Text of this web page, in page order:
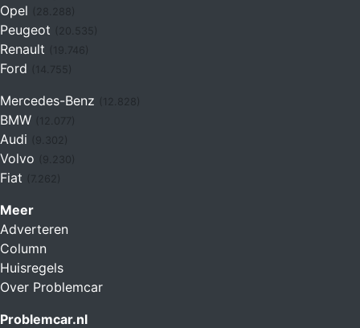
Opel
Peugeot
Renault (19.746)
Ford (14.755)
Mercedes-Benz
BMW
Audi
Volvo
Fiat (7.262)
Meer
Adverteren
Column
Huisregels
Over Problemcar
Problemcar.nl